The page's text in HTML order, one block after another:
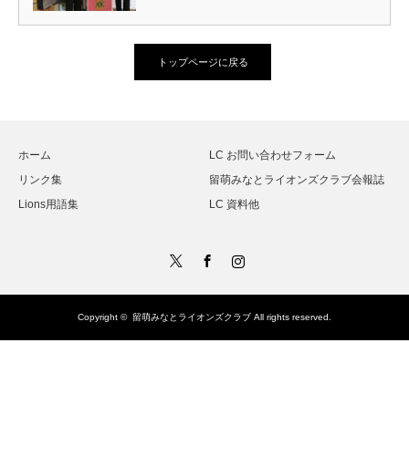
トップページに戻る
ホーム
LC お問い合わせフォーム
リンク集
留萌みなとライオンズクラブ会報誌
Lions用語集
LC 資料他
Instagram
Copyright © 留萌みなとライオンズクラブ All rights reserved.